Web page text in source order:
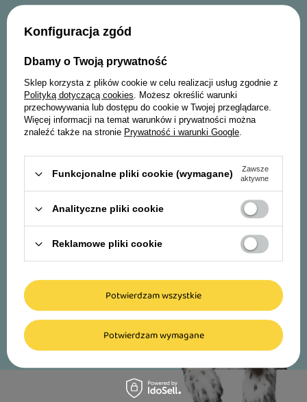
-10%
Zapisz się do newslettera i odbierz rabat* na
swoje pierwsze zakupy!
Imię i nazwisko:
Adres e-mail:
* Rabaty nie łączą się
Zapisz się
Konfiguracja zgód
Dbamy o Twoją prywatność
Sklep korzysta z plików cookie w celu realizacji usług zgodnie z
Polityką dotyczącą cookies. Możesz określić warunki
przechowywania lub dostępu do cookie w Twojej przeglądarce.
Więcej informacji na temat warunków i prywatności można
znaleźć także na stronie Prywatność i warunki Google.
Funkcjonalne pliki cookie (wymagane)
Zawsze
aktywne
Analityczne pliki cookie
Reklamowe pliki cookie
Potwierdzam wymagane
Potwierdzam wszystkie